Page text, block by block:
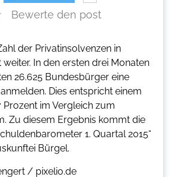
Bewerte den post
der Privatinsolvenzen in
weiter. In den ersten drei Monaten
26.625 Bundesbürger eine
Dies entspricht einem
Prozent im Vergleich zum
Zu diesem Ergebnis kommt die
1. Quartal 2015“
Bürgel.
/ pixelio.de